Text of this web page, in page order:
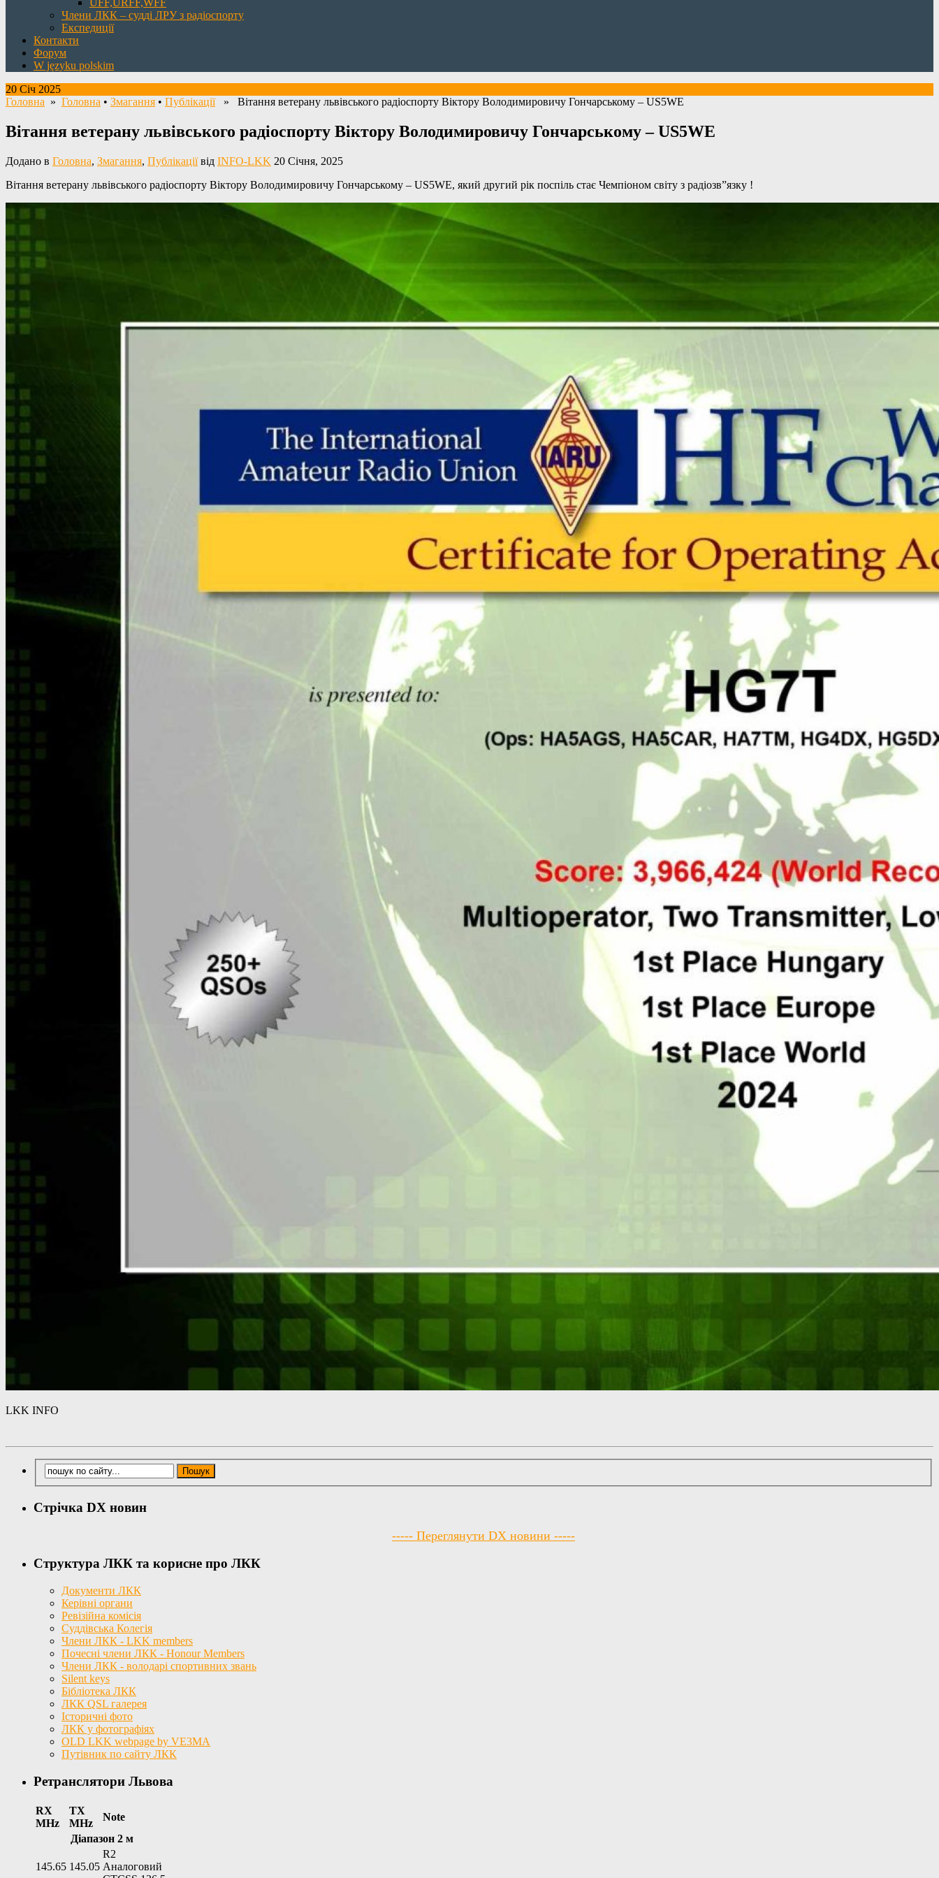
Члени ЛКК – судді ЛРУ з радіоспорту
Експедиції
Контакти
Форум
W języku polskim
20 Січ 2025
Головна » Головна • Змагання • Публікації» Вітання ветерану львівського радіоспорту Віктору Володимировичу Гончарському – US5WE
Вітання ветерану львівського радіоспорту Віктору Володимировичу Гончарському – US5WE
Додано в Головна, Змагання, Публікаціївід INFO-LKK 20 Січня, 2025
Вітання ветерану львівського радіоспорту Віктору Володимировичу Гончарському – US5WE, який другий рік поспіль стає Чемпіоном світу з радіозв”язку !
LKK INFO
Стрічка DX новин
----- Переглянути DX новини -----
Структура ЛКК та корисне про ЛКК
Документи ЛКК
Керівні органи
Ревізійна комісія
Суддівська Колегія
Члени ЛКК - LKK members
Почесні члени ЛКК - Honour Members
Члени ЛКК - володарі спортивних звань
Silent keys
Бібліотека ЛКК
ЛКК QSL галерея
Історичні фото
ЛКК у фотографіях
OLD LKK webpage by VE3MA
Путівник по сайту ЛКК
Ретранслятори Львова
RX
MHz
TX
MHz
Note
Діапазон 2 м
145.65 145.05
R2
Аналоговий